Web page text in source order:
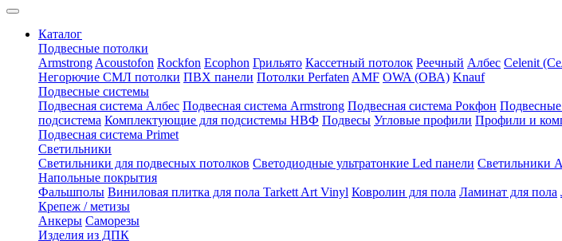
Каталог
Подвесные потолки
Armstrong Acoustofon Rockfon Ecophon Грильято Кассетный потолок Реечный Албес Celenit
Негорючие СМЛ потолки ПВХ панели Потолки Perfaten AMF OWA (ОВА) Knauf
Подвесные системы
Подвесная система Албес Подвесная система Armstrong Подвесная система Рокфон
подсистема Комплектующие для подсистемы НВФ Подвесы Угловые профили Профили и
Подвесная система Primet
Светильники
Светильники для подвесных потолков Светодиодные ультратонкие Led панели Светильники
Напольные покрытия
Фальшполы Виниловая плитка для пола Tarkett Art Vinyl Ковролин для пола Ламинат для пола
Крепеж / метизы
Анкеры Саморезы
Изделия из ДПК